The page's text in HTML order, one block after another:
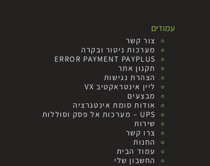
עמודים
צור קשר
מערכות ניטור ובקרה
ERROR PAYMENT PAYPLUS
תקנון אתר
הצהרת נגישות
ליין אינטראקטיב VX
מבצעים
אודות סומת אינטגרציה
UPS – מערכות אל פסק וסוללות
שירות
צרו קשר
החנות
עמוד הבית
החשבון שלי